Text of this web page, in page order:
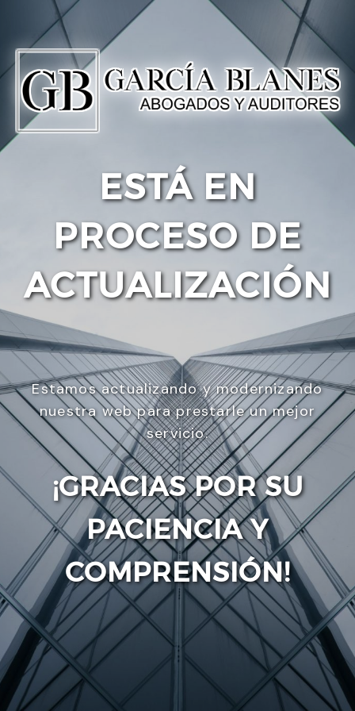
ESTÁ EN
PROCESO DE
ACTUALIZACIÓN
Estamos actualizando y modernizando
nuestra web para prestarle un mejor
servicio.
¡GRACIAS POR SU
PACIENCIA Y
COMPRENSIÓN!
Utilizamos cookies para ofrecerte la mejor
experiencia en nuestra web.
Puedes aprender más sobre qué cookies utilizamos
o desactivarlas en los
ajustes
Aceptar
Enviar